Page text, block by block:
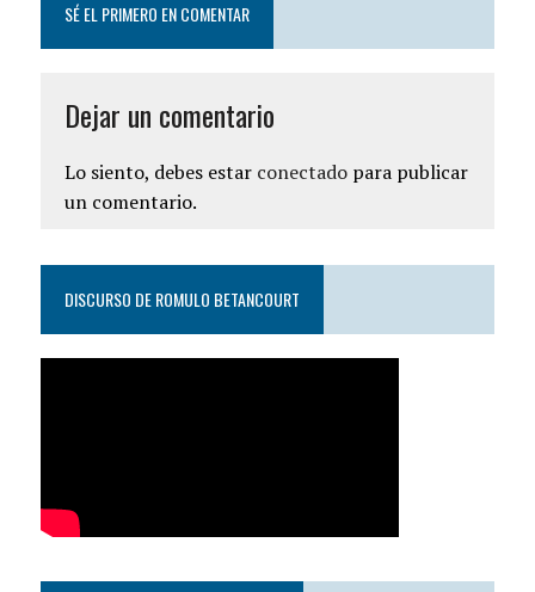
SÉ EL PRIMERO EN COMENTAR
Dejar un comentario
Lo siento, debes estar conectadopara publicar
un comentario.
DISCURSO DE ROMULO BETANCOURT